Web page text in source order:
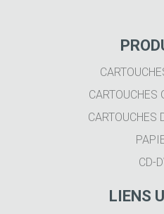
CARTOUCHES
CARTOUCHES
CD-
LIENS